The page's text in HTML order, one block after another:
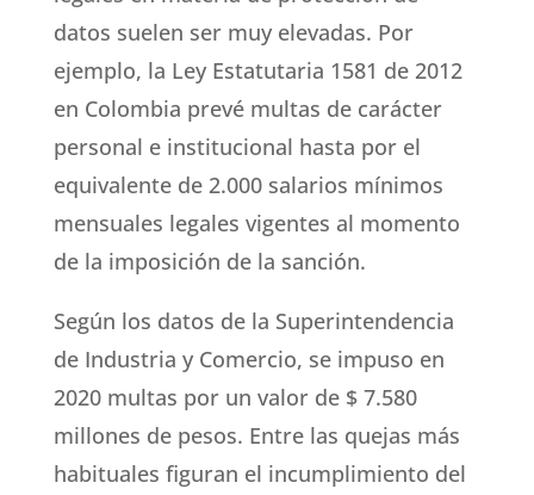
datos suelen ser muy elevadas. Por
ejemplo, la Ley Estatutaria 1581 de 2012
en Colombia prevé multas de carácter
personal e institucional hasta por el
equivalente de 2.000 salarios mínimos
mensuales legales vigentes al momento
de la imposición de la sanción.
Según los datos de la Superintendencia
de Industria y Comercio, se impuso en
2020 multas por un valor de $ 7.580
millones de pesos. Entre las quejas más
habituales figuran el incumplimiento del